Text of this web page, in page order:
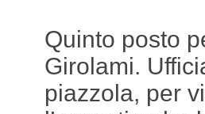
Quinto posto
Girolami.
piazzola, per